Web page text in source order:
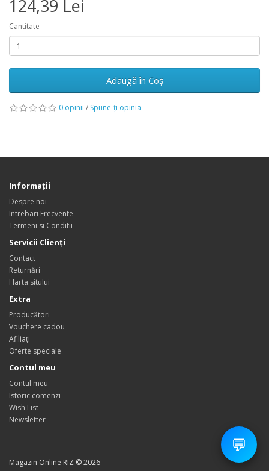
124,39 Lei
Cantitate
Adaugă în Coş
0 opinii / Spune-ţi opinia
Informaţii
Despre noi
Intrebari Frecvente
Termeni si Conditii
Servicii Clienţi
Contact
Returnări
Harta sitului
Extra
Producători
Vouchere cadou
Afiliaţi
Oferte speciale
Contul meu
Contul meu
Istoric comenzi
Wish List
Newsletter
Magazin Online RIZ © 2026
💬